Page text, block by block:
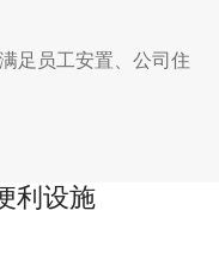
足员工安置、公司住
利设施